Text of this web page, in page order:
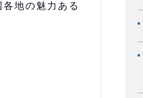
地の魅力ある